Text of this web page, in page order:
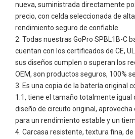
nueva, suministrada directamente
precio, con celda seleccionada de
rendimiento seguro de confiable.
Todas nuestras GoPro SPBL1B-C
cuentan con los certificados de CE,
sus diseños cumplen o superan los
OEM, son productos seguros, 100%
Es una copia de la batería original
1:1, tiene el tamaño totalmente igual
diseño de circuito original, aprovecha
para un rendimiento estable y un
Carcasa resistente, textura fina,